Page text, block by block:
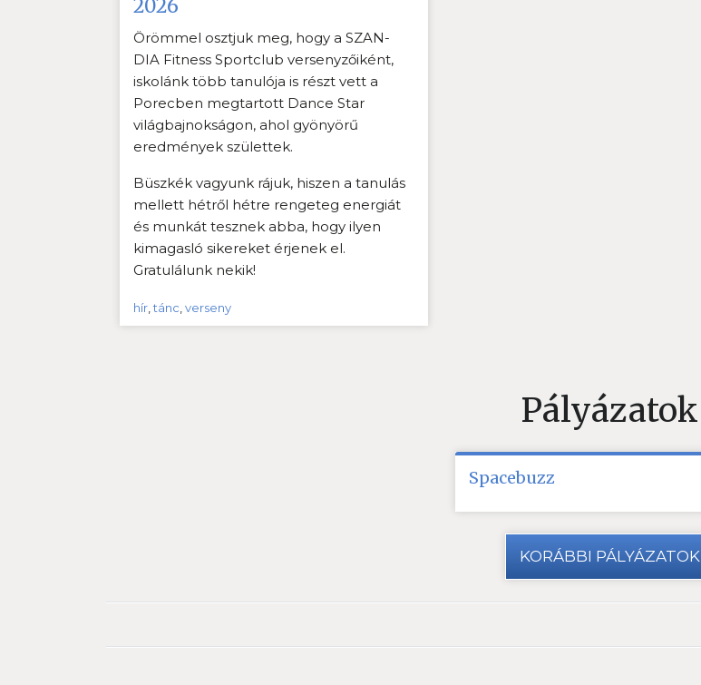
2026
Örömmel osztjuk meg, hogy a SZAN-
DIA Fitness Sportclub versenyzőiként,
iskolánk több tanulója is részt vett a
Porecben megtartott Dance Star
világbajnokságon, ahol gyönyörű
eredmények születtek.
Büszkék vagyunk rájuk, hiszen a tanulás
mellett hétről hétre rengeteg energiát
és munkát tesznek abba, hogy ilyen
kimagasló sikereket érjenek el.
Gratulálunk nekik!
hír,tánc,verseny
Pályázatok
Spacebuzz
KORÁBBI PÁLYÁZATOK